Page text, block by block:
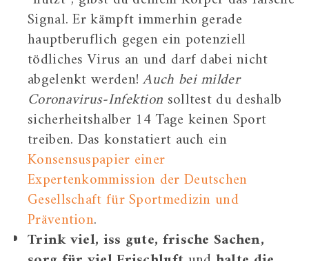
Signal. Er kämpft immerhin gerade
hauptberuflich gegen ein potenziell
tödliches Virus an und darf dabei nicht
abgelenkt werden!Auch bei milder
Coronavirus-Infektion solltest du deshalb
sicherheitshalber 14 Tage keinen Sport
treiben. Das konstatiert auch ein
Konsensuspapier einer
Expertenkommission der Deutschen
Gesellschaft für Sportmedizin und
Prävention.
Trink viel, iss gute, frische Sachen,